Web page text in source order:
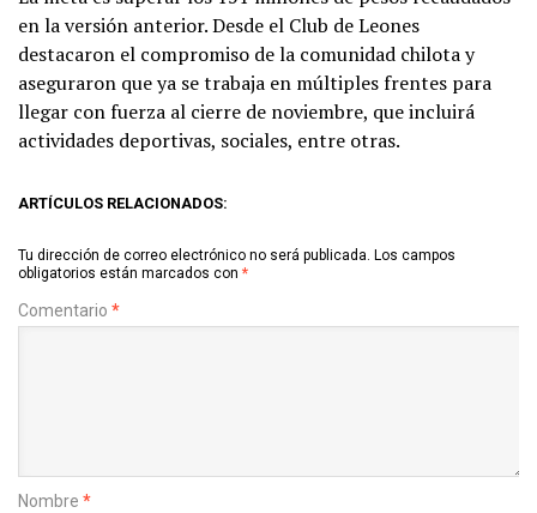
en la versión anterior. Desde el Club de Leones
destacaron el compromiso de la comunidad chilota y
aseguraron que ya se trabaja en múltiples frentes para
llegar con fuerza al cierre de noviembre, que incluirá
actividades deportivas, sociales, entre otras.
ARTÍCULOS RELACIONADOS:
Tu dirección de correo electrónico no será publicada. Los campos
obligatorios están marcados con *
Comentario *
Nombre *